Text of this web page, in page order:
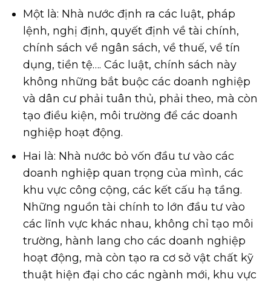
Một là: Nhà nước định ra các luật, pháp
lệnh, nghị định, quyết định về tài chính,
chính sách về ngân sách, về thuế, về tín
dụng, tiền tệ…. Các luật, chính sách này
không những bắt buộc các doanh nghiệp
và dân cư phải tuân thủ, phải theo, mà còn
tạo điều kiện, môi trường để các doanh
nghiệp hoạt động.
Hai là: Nhà nước bỏ vốn đầu tư vào các
doanh nghiệp quan trọng của mình, các
khu vực công cộng, các kết cấu hạ tầng.
Những nguồn tài chính to lớn đầu tư vào
các lĩnh vực khác nhau, không chỉ tạo môi
trường, hành lang cho các doanh nghiệp
hoạt động, mà còn tạo ra cơ sở vật chất kỹ
thuật hiện đại cho các ngành mới, khu vực